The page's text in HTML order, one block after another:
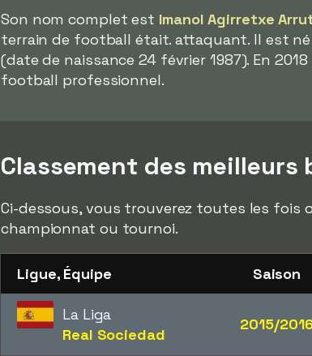
Son nom complet est Imanol Agirretxe
terrain de football était. attaquant. Il est
(date de naissance 24 février 1987). En
football professionnel.
Classement des
Ci-dessous, vous trouverez toutes les fois
championnat ou tournoi.
Ligue, Équipe Saison
La Liga
Real Sociedad
2015/